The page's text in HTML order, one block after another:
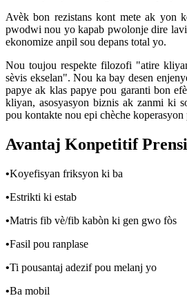
Avèk bon rezistans kont mete ak yon
pwodwi nou yo kapab pwolonje dire
ekonomize anpil sou depans total yo.
Nou toujou respekte filozofi "atire
sèvis ekselan". Nou ka bay desen
papye ak klas papye pou garanti bon
kliyan, asosyasyon biznis ak zanmi ki
pou kontakte nou epi chèche
Avantaj Konpetitif
•Koyefisyan friksyon ki ba
•Estrikti ki estab
•Matris fib vè/fib kabòn ki gen gwo fòs
•Fasil pou ranplase
•Ti pousantaj adezif pou melanj yo
•Ba mobil